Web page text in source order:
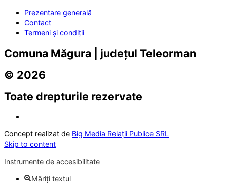
Prezentare generală
Contact
Termeni și condiții
Comuna Măgura | județul Teleorman
© 2026
Toate drepturile rezervate
Concept realizat de Big Media Relații Publice SRL
Skip to content
Instrumente de accesibilitate
Măriți textul